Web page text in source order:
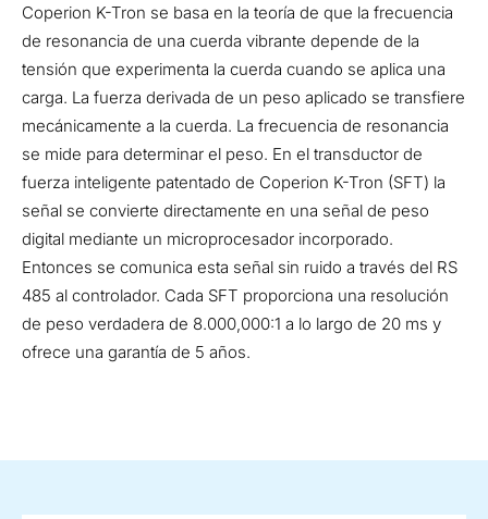
Coperion K-Tron se basa en la teoría de que la frecuencia
de resonancia de una cuerda vibrante depende de la
tensión que experimenta la cuerda cuando se aplica una
carga. La fuerza derivada de un peso aplicado se transfiere
mecánicamente a la cuerda. La frecuencia de resonancia
se mide para determinar el peso. En el transductor de
fuerza inteligente patentado de Coperion K-Tron (SFT) la
señal se convierte directamente en una señal de peso
digital mediante un microprocesador incorporado.
Entonces se comunica esta señal sin ruido a través del RS
485 al controlador. Cada SFT proporciona una resolución
de peso verdadera de 8.000,000:1 a lo largo de 20 ms y
ofrece una garantía de 5 años.